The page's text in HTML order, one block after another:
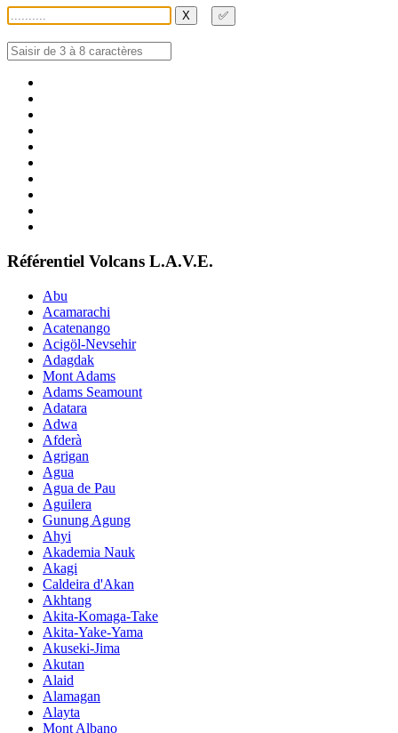
X ✅
Référentiel Volcans L.A.V.E.
Abu
Acamarachi
Acatenango
Acigöl-Nevsehir
Adagdak
Mont Adams
Adams Seamount
Adatara
Adwa
Afderà
Agrigan
Agua
Agua de Pau
Aguilera
Gunung Agung
Ahyi
Akademia Nauk
Akagi
Caldeira d'Akan
Akhtang
Akita-Komaga-Take
Akita-Yake-Yama
Akuseki-Jima
Akutan
Alaid
Alamagan
Alayta
Mont Albano